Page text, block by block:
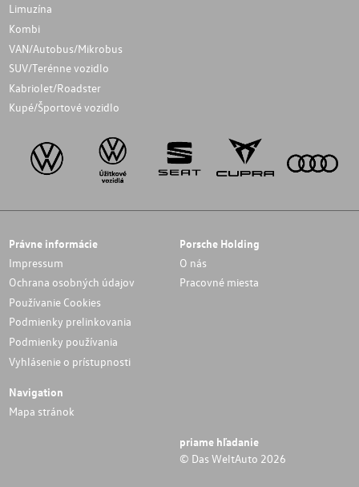
Limuzína
Kombi
VAN/Autobus/Mikrobus
SUV/Terénne vozidlo
Kabriolet/Roadster
Kupé/Športové vozidlo
Právne informácie
Impressum
Ochrana osobných údajov
Používanie Cookies
Podmienky prelinkovania
Podmienky používania
Vyhlásenie o prístupnosti
Porsche Holding
O nás
Pracovné miesta
Navigation
Mapa stránok
priame hľadanie
© Das WeltAuto 2026